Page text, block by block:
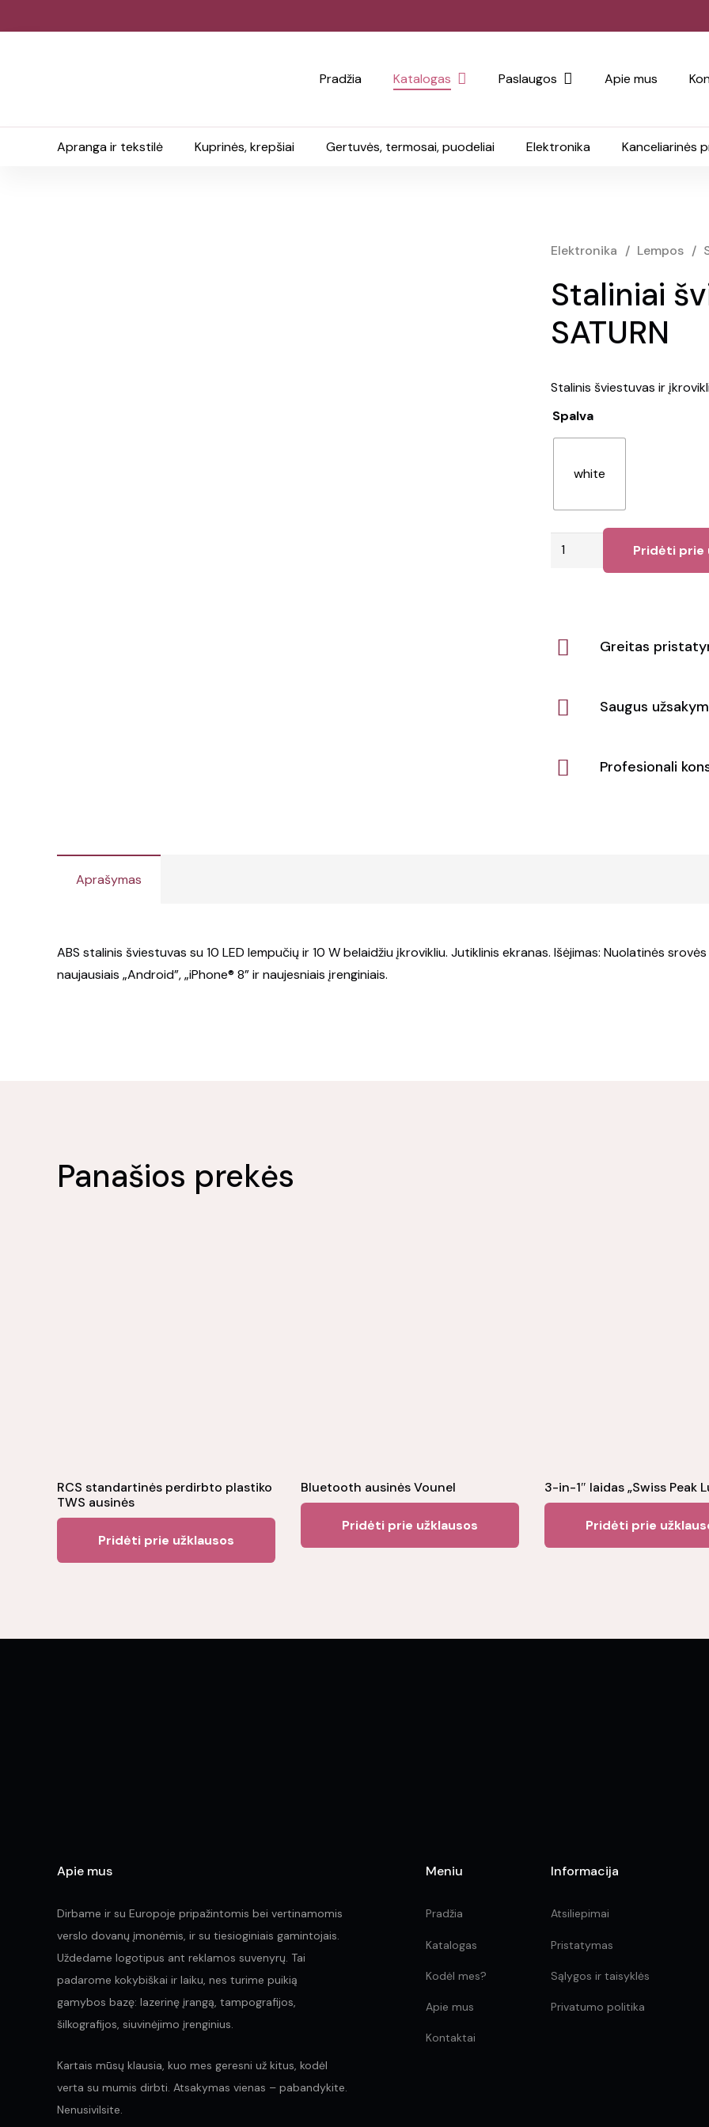
Pradžia Katalogas Paslaugos Apie mus
Apranga ir tekstilė Kuprinės, krepšiai Gertuvės, termosai, puodeliai Elektronika Kanceliarinės
Elektronika / Lempos /
Staliniai
SATURN
Stalinis šviestuvas ir
Spalva
white
produkto
Pridėti prie
Greitas
Saugus
Profesionali
Aprašymas
ABS stalinis šviestuvas su 10 LED lempučių ir 10 W belaidžiu įkrovikliu. Jutiklinis ekranas. Išėjimas: Nuolatinės
naujausiais „Android”, „iPhone® 8” ir naujesniais įrenginiais.
Panašios prekės
RCS standartinės perdirbto plastiko
TWS ausinės
Pridėti prie užklausos
Bluetooth ausinės Vounel
Pridėti prie užklausos
3-in-1″ laidas „Swiss Peak
Pridėti prie
Apie mus
Dirbame ir su Europoje pripažintomis bei vertinamomis
verslo dovanų įmonėmis, ir su tiesioginiais gamintojais.
Uždedame logotipus ant reklamos suvenyrų. Tai
padarome kokybiškai ir laiku, nes turime puikią
gamybos bazę: lazerinę įrangą, tampografijos,
šilkografijos, siuvinėjimo įrenginius.
Kartais mūsų klausia, kuo mes geresni už kitus, kodėl
verta su mumis dirbti. Atsakymas vienas – pabandykite.
Nenusivilsite.
Meniu
Pradžia
Katalogas
Kodėl mes?
Apie mus
Kontaktai
Informacija
Atsiliepimai
Pristatymas
Sąlygos ir taisyklės
Privatumo politika